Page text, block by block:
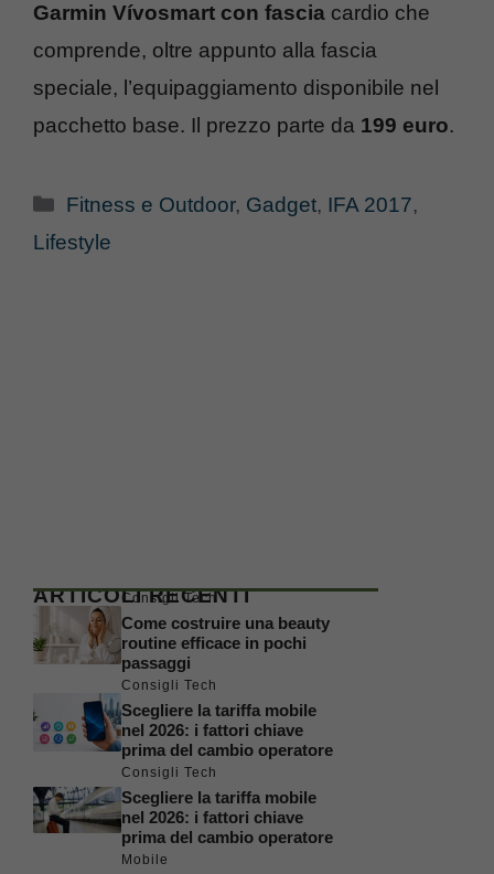
Garmin Vívosmart con fascia cardio che
comprende, oltre appunto alla fascia
speciale, l’equipaggiamento disponibile nel
pacchetto base. Il prezzo parte da 199 euro.
Categorie
Fitness e Outdoor, Gadget, IFA 2017,
Lifestyle
ARTICOLI RECENTI
Consigli Tech
Come costruire una beauty
routine efficace in pochi
passaggi
Consigli Tech
Scegliere la tariffa mobile
nel 2026: i fattori chiave
prima del cambio operatore
Consigli Tech
Scegliere la tariffa mobile
nel 2026: i fattori chiave
prima del cambio operatore
Mobile